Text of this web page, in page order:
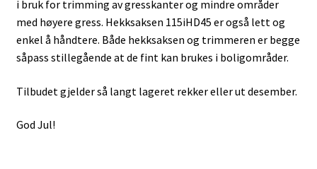
i bruk for trimming av gresskanter og mindre områder
med høyere gress. Hekksaksen 115iHD45 er også lett og
enkel å håndtere. Både hekksaksen og trimmeren er begge
såpass stillegående at de fint kan brukes i boligområder.
Tilbudet gjelder så langt lageret rekker eller ut desember.
God Jul!